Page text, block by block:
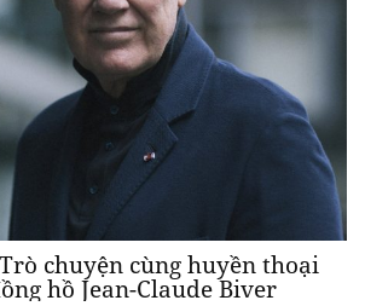
chuyện cùng huyền thoại
hồ Jean-Claude Biver